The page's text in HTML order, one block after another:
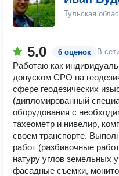
Тульская
5.0 6 оценок В
Работаю как
допуском СРО на
сфере геодезических
(дипломированный
оборудования с
тахеометр и нивелир,
своем транспорте.
работ (разбивочные
натуру углов земельных
фасадные съемки,